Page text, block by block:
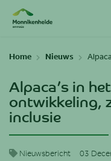
Home Nieuws
Alpaca’s in
ontwikkeling,
inclusie
Nieuwsbericht 03